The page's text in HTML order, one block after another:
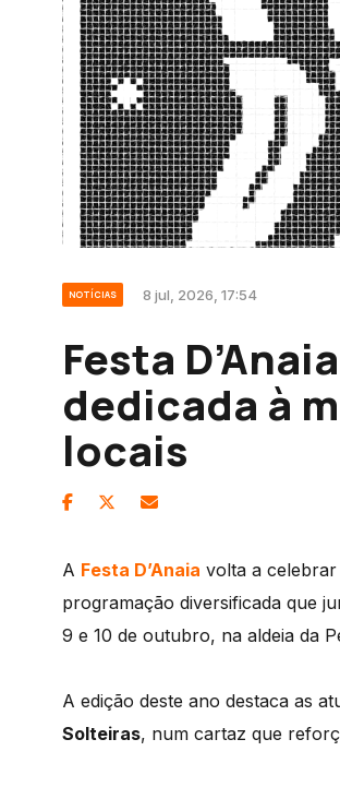
NOTÍCIAS 8 jul, 2026, 17:54
Festa
dedicada à
locais
A Festa D’Anaia volta a
programação diversificada que
9 e 10 de outubro, na aldeia da
A edição deste ano destaca as
Solteiras, num cartaz que